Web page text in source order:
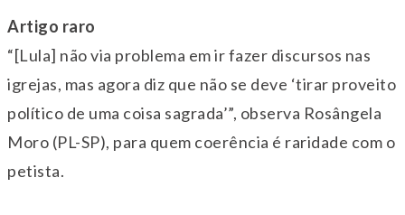
Artigo raro
“[Lula] não via problema em ir fazer discursos nas
igrejas, mas agora diz que não se deve ‘tirar proveito
político de uma coisa sagrada’”, observa Rosângela
Moro (PL-SP), para quem coerência é raridade com o
petista.